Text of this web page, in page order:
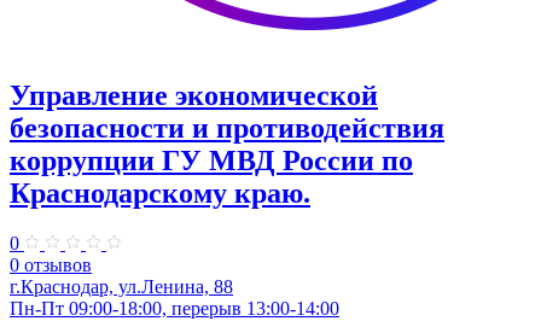
Управление экономической
безопасности и противодействия
коррупции ГУ МВД России по
Краснодарскому краю.
0
0 отзывов
г.Краснодар, ул.​Ленина, 88
Пн-Пт 09:00-18:00, перерыв 13:00-14:00